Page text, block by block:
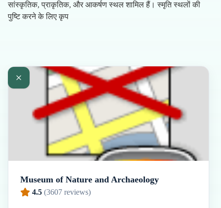
सांस्कृतिक, प्राकृतिक, और आकर्षण स्थल शामिल हैं। स्मृति स्थलों की
पुष्टि करने के लिए कृप
Museum of Nature and Archaeology
4.5 (3607 reviews)